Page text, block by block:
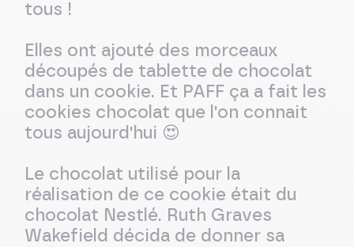
tous !
Elles ont ajouté des morceaux
découpés de tablette de chocolat
dans un cookie. Et PAFF ça a fait les
cookies chocolat que l'on connait
tous aujourd'hui 😍
Le chocolat utilisé pour la
réalisation de ce cookie était du
chocolat Nestlé. Ruth Graves
Wakefield décida de donner sa